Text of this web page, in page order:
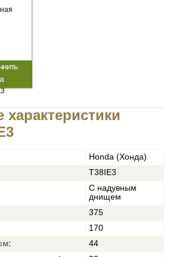
характеристики
Honda (Хонда)
T38IE3
С надувным
днищем
375
170
44